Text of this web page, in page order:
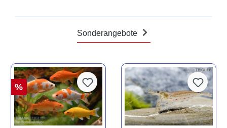
Sonderangebote
%